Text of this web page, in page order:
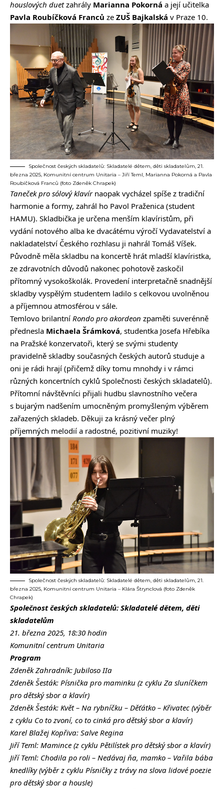
houslových duetzahrály Marianna Pokorná a její učitelka
Pavla Roubíčková Franců ze ZUŠ Bajkalská v Praze 10.
Společnost českých skladatelů: Skladatelé dětem, děti skladatelům, 21.
března 2025, Komunitní centrum Unitaria – Jiří Teml, Marianna Pokorná a Pavla
Roubíčková Franců (foto Zdeněk Chrapek)
Taneček pro sólový klavírnaopak vycházel spíše z tradiční
harmonie a formy, zahrál ho Pavol Praženica (student
HAMU). Skladbička je určena menším klavíristům, při
vydání notového alba ke dvacátému výročí Vydavatelství a
nakladatelství Českého rozhlasu ji nahrál Tomáš Víšek.
Původně měla skladbu na koncertě hrát mladší klavíristka,
ze zdravotních důvodů nakonec pohotově zaskočil
přítomný vysokoškolák. Provedení interpretačně snadnější
skladby vyspělým studentem ladilo s celkovou uvolněnou
a příjemnou atmosférou v sále.
Temlovo brilantní Rondo pro akordeon zpaměti suverénně
přednesla Michaela Šrámková, studentka Josefa Hřebíka
na Pražské konzervatoři, který se svými studenty
pravidelně skladby současných českých autorů studuje a
oni je rádi hrají (přičemž díky tomu mnohdy i v rámci
různých koncertních cyklů Společnosti českých skladatelů).
Přítomní návštěvníci přijali hudbu slavnostního večera
s bujarým nadšením umocněným promyšleným výběrem
zařazených skladeb. Děkuji za krásný večer plný
příjemných melodií a radostné, pozitivní muziky!
Společnost českých skladatelů: Skladatelé dětem, děti skladatelům, 21.
března 2025, Komunitní centrum Unitaria – Klára Štrynclová (foto Zdeněk
Chrapek)
Společnost českých skladatelů: Skladatelé dětem, děti
skladatelům
21. března 2025, 18:30 hodin
Komunitní centrum Unitaria
Program
Zdeněk Zahradník: Jubiloso IIa
Zdeněk Šesták: Písnička pro maminku (z cyklu Za sluníčkem
pro dětský sbor a klavír)
Zdeněk Šesták: Květ – Na rybníčku – Děťátko – Křivatec (výběr
z cyklu Co to zvoní, co to cinká pro dětský sbor a klavír)
Karel Blažej Kopřiva: Salve Regina
Jiří Teml: Mamince (z cyklu Pětilístek pro dětský sbor a klavír)
Jiří Teml: Chodila po roli – Nedávaj ňa, mamko – Vařila bába
knedlíky (výběr z cyklu Písničky z trávy na slova lidové poezie
pro dětský sbor a housle)